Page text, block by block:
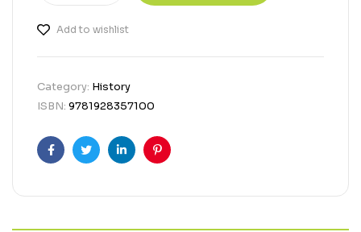
Add to wishlist
Category: History
ISBN: 9781928357100
FacebookTwitterLinkedinPinterest